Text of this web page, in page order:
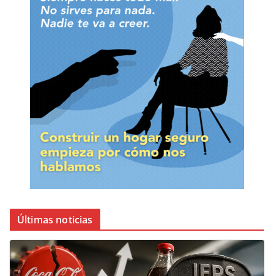
Últimas noticias